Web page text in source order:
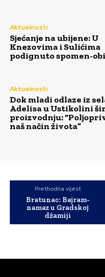
Aktuelnosti
Sjećanje na ubijene: U
Knezovima i Sulićima
podignuto spomen-
Aktuelnosti
Dok mladi odlaze iz
Adelisa u Ustikolini
proizvodnju:
naš način života”
Prethodna vijest
Bratunac: Bajram-
namaz u Gradskoj
džamiji